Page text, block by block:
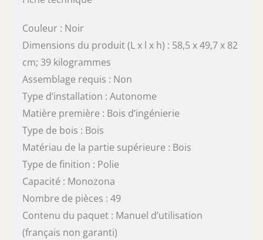
Couleur : Noir
Dimensions du produit (L x l x h) : 58,5 x 49,7 x 82
cm; 39 kilogrammes
Assemblage requis : Non
Type d’installation : Autonome
Matière première : Bois d’ingénierie
Type de bois : Bois
Matériau de la partie supérieure : Bois
Type de finition : Polie
Capacité : Monozona
Nombre de pièces : 49
Contenu du paquet : Manuel d’utilisation
(français non garanti)